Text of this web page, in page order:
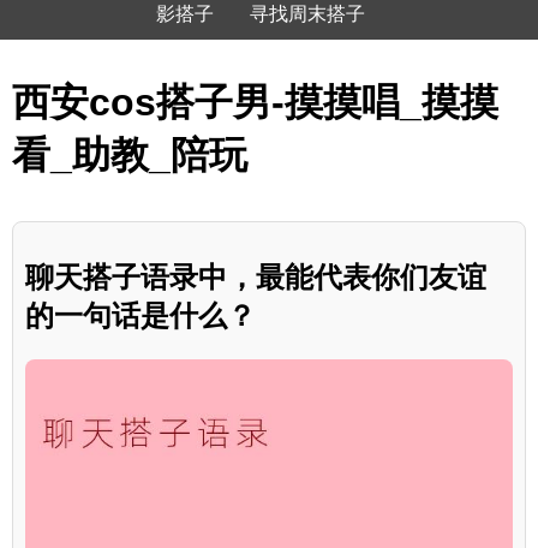
影搭子
寻找周末搭子
西安cos搭子男-摸摸唱_摸摸
看_助教_陪玩
聊天搭子语录中，最能代表你们友谊
的一句话是什么？